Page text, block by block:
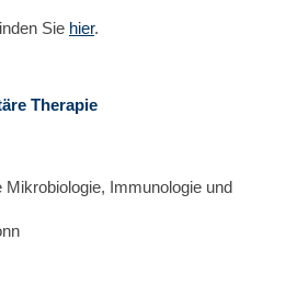
Sie hier.
Therapie
Immunologie und